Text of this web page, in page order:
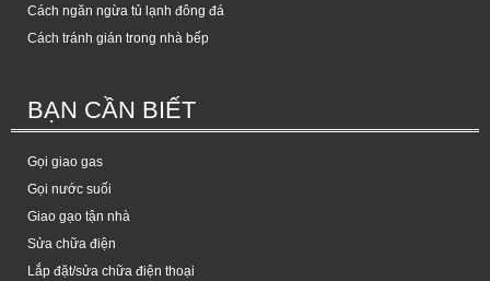
Cách ngăn ngừa tủ lạnh đông đá
Cách tránh gián trong nhà bếp
BẠN CẦN BIẾT
Gọi giao gas
Gọi nước suối
Giao gạo tận nhà
Sửa chữa điện
Lắp đặt/sửa chữa điện thoại